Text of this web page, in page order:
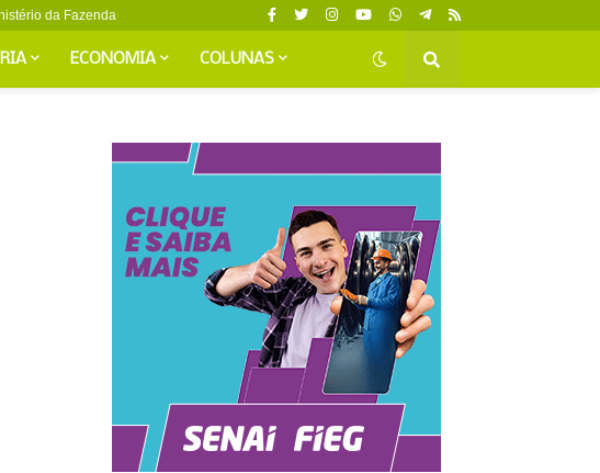
da Fazenda
ECONOMIA COLUNAS